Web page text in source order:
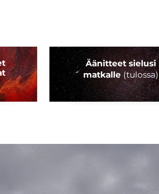
Äänitteet sielusi
matkalle(tulossa)